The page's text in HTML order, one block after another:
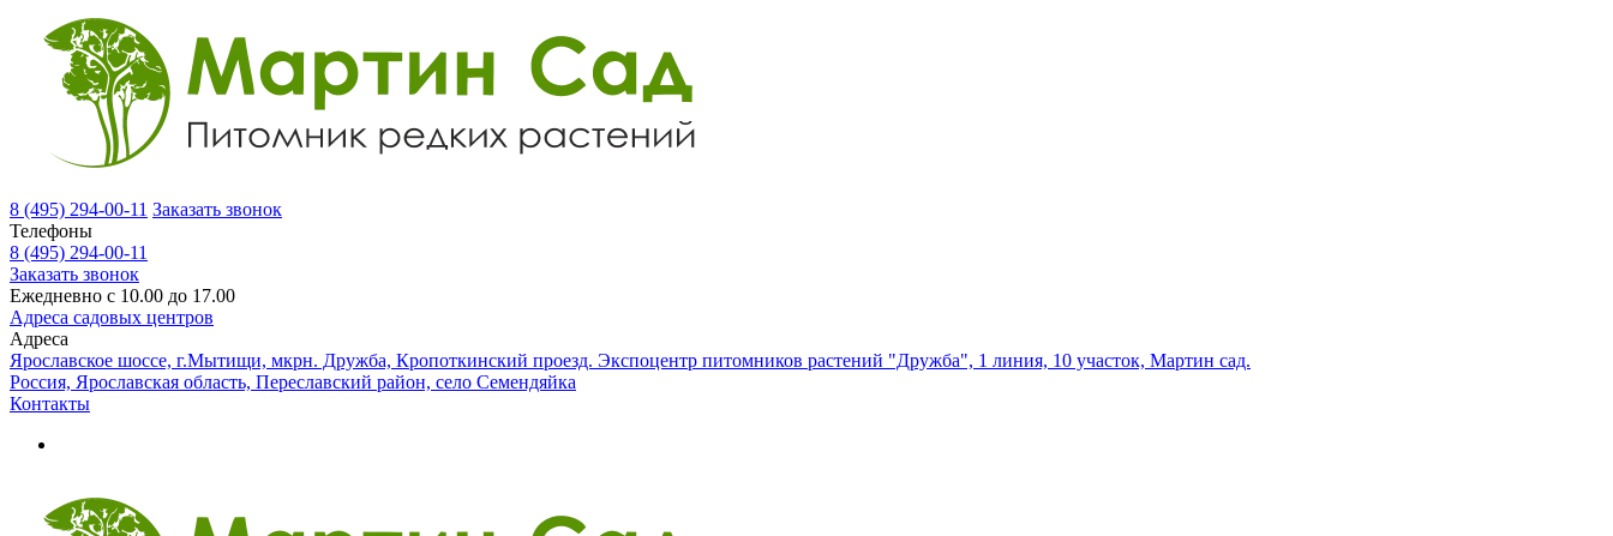
8 (495) 294-00-11 Заказать звонок
Телефоны
8 (495) 294-00-11
Заказать звонок
Ежедневно с 10.00 до 17.00
Адреса садовых центров
Адреса
Ярославское шоссе, г.Мытищи, мкрн. Дружба, Кропоткинский проезд. Экспоцентр питомников растений "Дружба", 1 линия, 10 участок, Мартин сад.
Россия, Ярославская область, Переславский район, село Семендяйка
Контакты